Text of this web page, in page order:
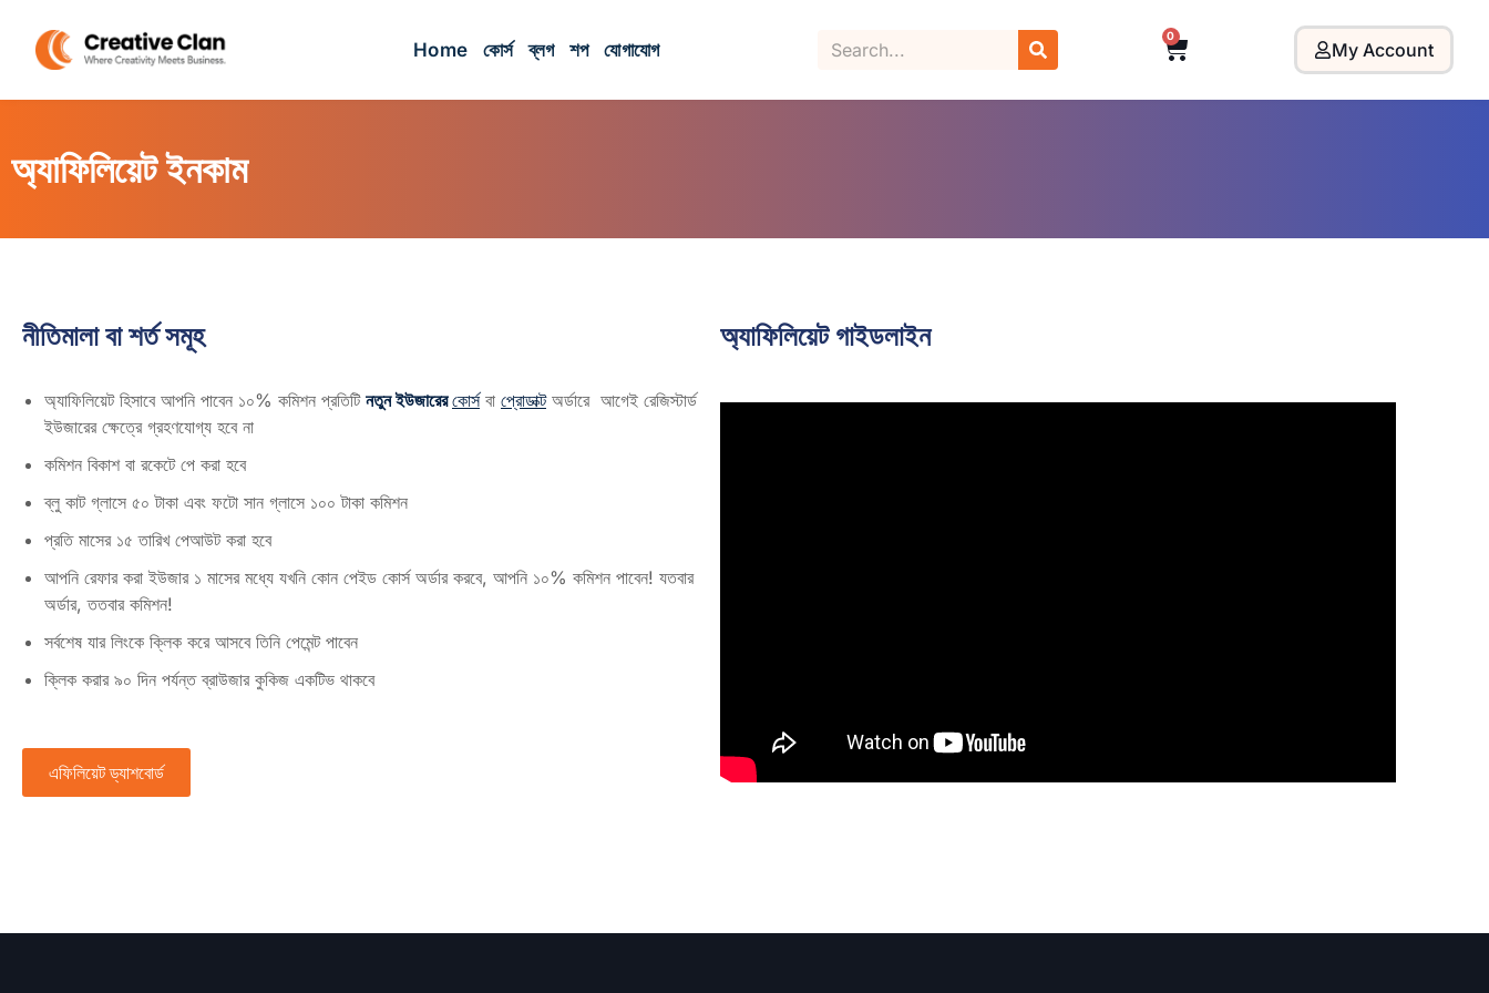
Home কোর্স ব্লগ শপ যোগাযোগ
0
My Account
অ্যাফিলিয়েট ইনকাম
নীতিমালা বা শর্ত সমূহ
অ্যাফিলিয়েট হিসাবে আপনি পাবেন ১০% কমিশন প্রতিটি নতুন ইউজারেরকোর্সবা প্রোডাক্টঅর্ডারে আগেই রেজিস্টার্ড
ইউজারের ক্ষেত্রে গ্রহণযোগ্য হবে না
কমিশন বিকাশ বা রকেটে পে করা হবে
ব্লু কাট গ্লাসে ৫০ টাকা এবং ফটো সান গ্লাসে ১০০ টাকা কমিশন
প্রতি মাসের ১৫ তারিখ পেআউট করা হবে
আপনি রেফার করা ইউজার ১ মাসের মধ্যে যখনি কোন পেইড কোর্স অর্ডার করবে, আপনি ১০% কমিশন পাবেন! যতবার
অর্ডার, ততবার কমিশন!
সর্বশেষ যার লিংকে ক্লিক করে আসবে তিনি পেমেন্ট পাবেন
ক্লিক করার ৯০ দিন পর্যন্ত ব্রাউজার কুকিজ একটিভ থাকবে
এফিলিয়েট ড্যাশবোর্ড
অ্যাফিলিয়েট গাইডলাইন